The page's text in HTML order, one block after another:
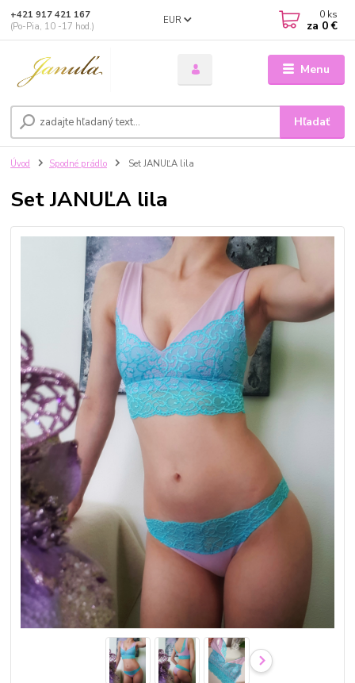
Menu
EUR
Hľadať
+421 917 421 167
(Po-Pia, 10 -17 hod.)
0 ks
za 0 €
Úvod Spodné prádlo Set JANUĽA lila
Set JANUĽA lila